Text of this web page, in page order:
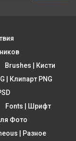
Brushes | Кисти
| Клипарт PNG
Fonts | Шрифт
Фото
| Разное